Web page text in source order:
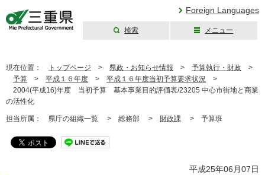
Foreign Languages
検索 メニュー
現在位置： トップページ > 県政・お知らせ情報 > 予算執行・財政 >
予算 > 平成１６年度 > 平成１６年度当初予算要求状況 >
2004(平成16)年度 当初予算 基本事業目的評価表/23205 中心市街地と商業
の活性化
担当所属： 県庁の組織一覧 > 総務部 > 財政課 > 予算班
平成25年06月07日